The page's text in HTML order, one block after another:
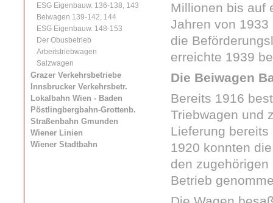
ESG Eigenbauw. 136-138, 143
Beiwagen 139-142, 144
ESG Eigenbauw. 148-153
Der Obusbetrieb
Arbeitstriebwagen
Salzwagen
Grazer Verkehrsbetriebe
Innsbrucker Verkehrsbetr.
Lokalbahn Wien - Baden
Pöstlingbergbahn-Grottenb.
Straßenbahn Gmunden
Wiener Linien
Wiener Stadtbahn
Millionen bis auf
Jahren von
die
erreichte 1939
Die Beiwagen
Bereits 1916
Triebwagen und
Lieferung
1920 konnten
den
Betrieb